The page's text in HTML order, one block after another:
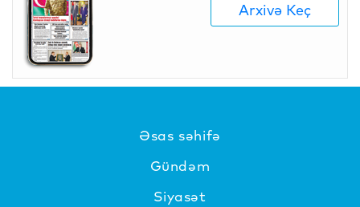
Arxivə Keç
Əsas səhifə
Gündəm
Siyasət